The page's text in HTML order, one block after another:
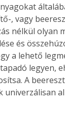
, vagy
nélkül olyan
és
a lehető
legyen,
A